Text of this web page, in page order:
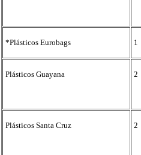
*Plásticos Eurobags 1
Plásticos Guayana 2
Plásticos Santa Cruz 2